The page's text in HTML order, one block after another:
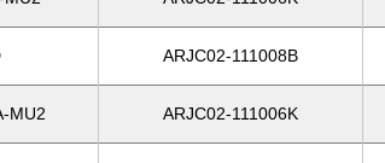
ARJC02-111008B
MU2 ARJC02-111006K